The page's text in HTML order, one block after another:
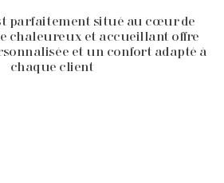
parfaitement situé au cœur de
chaleureux et accueillant offre
et un confort adapté à
chaque client